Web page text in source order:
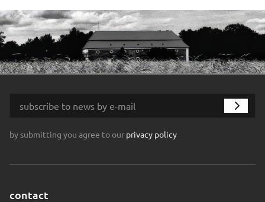
by submitting you agree to our privacy policy
contact